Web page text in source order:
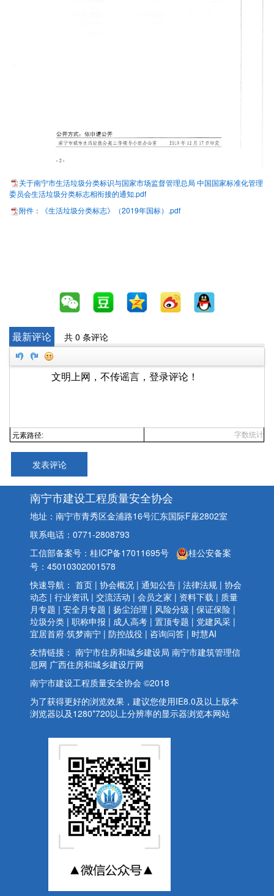
关于南宁市生活垃圾分类标识与国家市场监督管理总局 中国国家标准化管理
委员会生活垃圾分类标志相衔接的通知.pdf
附件：《生活垃圾分类标志》（2019年国标）.pdf
最新评论 共 0 条评论
元素路径: 字数统计
发表评论
南宁市建设工程质量安全协会
地址：南宁市青秀区金浦路16号汇东国际F座2802室
联系电话：0771-2808793
工信部备案号：桂ICP备17011695号
桂公安备案
号：45010302001578
快速导航： 首页 | 协会概况 | 通知公告 | 法律法规 | 协会
动态 | 行业资讯 | 交流活动 | 会员之家 | 资料下载 | 质量
月专题 | 安全月专题 | 扬尘治理 | 风险分级 | 保证保险 |
垃圾分类 | 职称申报 | 成人高考 | 置顶专题 | 党建风采 |
宜居首府·筑梦南宁 | 防控战役 | 咨询问答 | 时慧AI
友情链接： 南宁市住房和城乡建设局 南宁市建筑管理信
息网 广西住房和城乡建设厅网
南宁市建设工程质量安全协会 ©2018
为了获得更好的浏览效果，建议您使用IE8.0及以上版本
浏览器以及1280*720以上分辨率的显示器浏览本网站